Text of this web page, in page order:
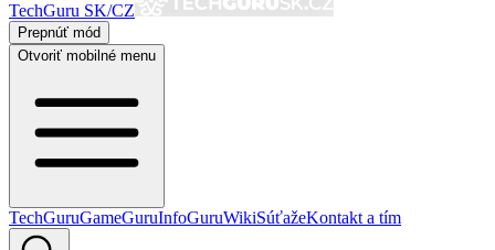
TechGuru SK/CZ
Prepnúť mód
Otvoriť mobilné menu
TechGuruGameGuruInfoGuruWikiSúťažeKontakt a tím